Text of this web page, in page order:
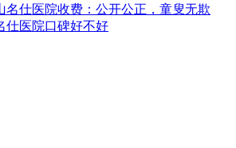
名仕医院收费：公开公正，童叟无欺
仕医院口碑好不好